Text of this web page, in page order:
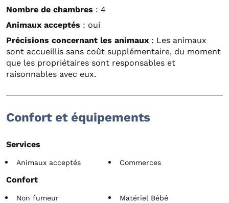
Nombre de chambres : 4
Animaux acceptés : oui
Précisions concernant les animaux : Les animaux
sont accueillis sans coût supplémentaire, du moment
que les propriétaires sont responsables et
raisonnables avec eux.
Confort et équipements
Services
Animaux acceptés Commerces
Confort
Non fumeur
Matériel Bébé